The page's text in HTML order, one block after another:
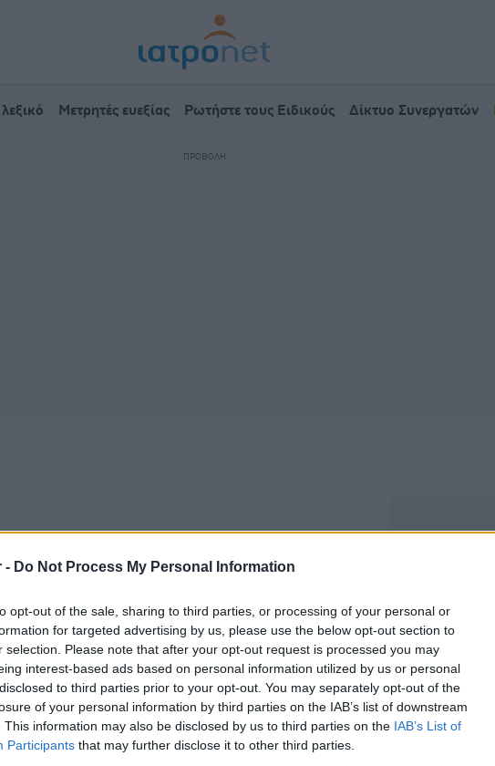
- Do Not Process My Personal Information
opt-out of the sale, sharing to third parties, or processing of your personal or
for targeted advertising by us, please use the below opt-out section to
selection. Please note that after your opt-out request is processed you may
interest-based ads based on personal information utilized by us or personal
to third parties prior to your opt-out. You may separately opt-out of the
of your personal information by third parties on the IAB’s list of downstream
This information may also be disclosed by us to third parties on the IAB’s List of
Participants that may further disclose it to other third parties.
λεξικό Μετρητές ευεξίας Ρωτήστε τους Ειδικούς Δίκτυο Συνεργατών